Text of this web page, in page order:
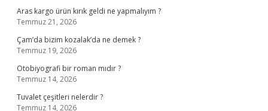
Aras kargo ürün kırık geldi ne yapmalıyım ?
Temmuz 21, 2026
Çam’da bizim kozalak’da ne demek ?
Temmuz 19, 2026
Otobiyografi bir roman mıdır ?
Temmuz 14, 2026
Tuvalet çeşitleri nelerdir ?
Temmuz 14, 2026